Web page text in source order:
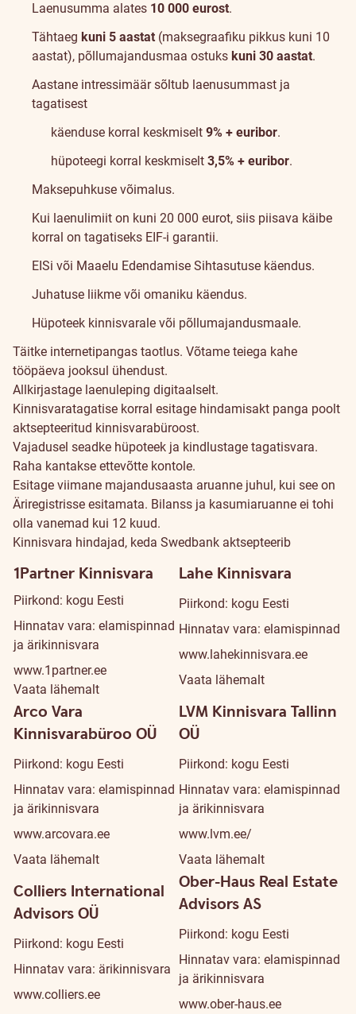
Laenusumma alates 10 000 eurost.
Tähtaeg kuni 5 aastat (maksegraafiku pikkus kuni 10
aastat), põllumajandusmaa ostuks kuni 30 aastat.
Aastane intressimäär sõltub laenusummast ja
tagatisest
käenduse korral keskmiselt 9% + euribor.
hüpoteegi korral keskmiselt 3,5% + euribor.
Maksepuhkuse võimalus.
Kui laenulimiit on kuni 20 000 eurot, siis piisava käibe
korral on tagatiseks EIF-i garantii.
EISi või Maaelu Edendamise Sihtasutuse käendus.
Juhatuse liikme või omaniku käendus.
Hüpoteek kinnisvarale või põllumajandusmaale.
Täitke internetipangas taotlus. Võtame teiega kahe
tööpäeva jooksul ühendust.
Allkirjastage laenuleping digitaalselt.
Kinnisvaratagatise korral esitage hindamisakt panga poolt
aktsepteeritud kinnisvarabüroost.
Vajadusel seadke hüpoteek ja kindlustage tagatisvara.
Raha kantakse ettevõtte kontole.
Esitage viimane majandusaasta aruanne juhul, kui see on
Äriregistrisse esitamata. Bilanss ja kasumiaruanne ei tohi
olla vanemad kui 12 kuud.
Kinnisvara hindajad, keda Swedbank aktsepteerib
1Partner Kinnisvara
Piirkond: kogu Eesti
Hinnatav vara: elamispinnad
ja ärikinnisvara
www.1partner.ee
Vaata lähemalt
Lahe Kinnisvara
Piirkond: kogu Eesti
Hinnatav vara: elamispinnad
www.lahekinnisvara.ee
Vaata lähemalt
Arco Vara
Kinnisvarabüroo OÜ
Piirkond: kogu Eesti
Hinnatav vara: elamispinnad
ja ärikinnisvara
www.arcovara.ee
Vaata lähemalt
LVM Kinnisvara Tallinn
OÜ
Piirkond: kogu Eesti
Hinnatav vara: elamispinnad
ja ärikinnisvara
www.lvm.ee/
Vaata lähemalt
Colliers International
Advisors OÜ
Piirkond: kogu Eesti
Hinnatav vara: ärikinnisvara
www.colliers.ee
Ober-Haus Real Estate
Advisors AS
Piirkond: kogu Eesti
Hinnatav vara: elamispinnad
ja ärikinnisvara
www.ober-haus.ee